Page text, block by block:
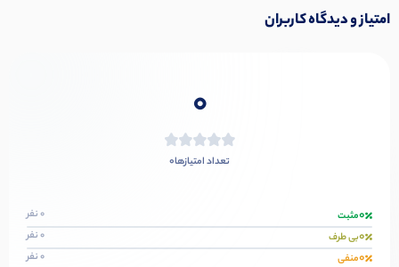
امتیاز و دیدگاه کاربران
0
تعداد امتیازها0
0مثبت 0 نفر
0بی طرف 0 نفر
0منفی 0 نفر